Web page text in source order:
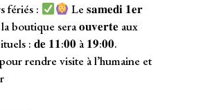
fériés :
Le 𝐬𝐚𝐦𝐞𝐝𝐢 𝟏𝐞𝐫
boutique sera 𝐨𝐮𝐯𝐞𝐫𝐭𝐞 aux
: 𝐝𝐞 𝟏𝟏:𝟎𝟎 à 𝟏𝟗:𝟎𝟎.
rendre visite à l’humaine et